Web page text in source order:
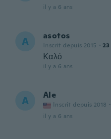
il y a 6 ans
A asotos
Inscrit depuis 2015 · 23
Καλό
il y a 6 ans
A Ale
Inscrit depuis 2018 ·
il y a 6 ans